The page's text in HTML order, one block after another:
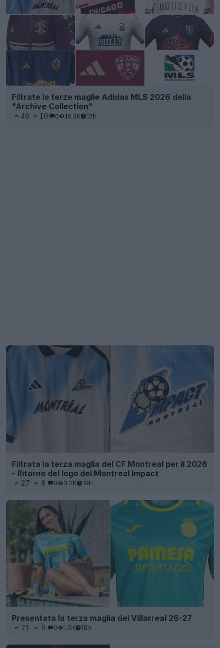
Filtrate le terze maglie Adidas MLS 2026 della
"Archive Collection"
46 10 0 18.3K 17h
Filtrata la terza maglia del CF Montreal per il 2026
- Ritorno del logo del Montreal Impact
27 8 0 3.2K 18h
Presentata la terza maglia del Villarreal 26-27
21 6 0 1.5K 18h